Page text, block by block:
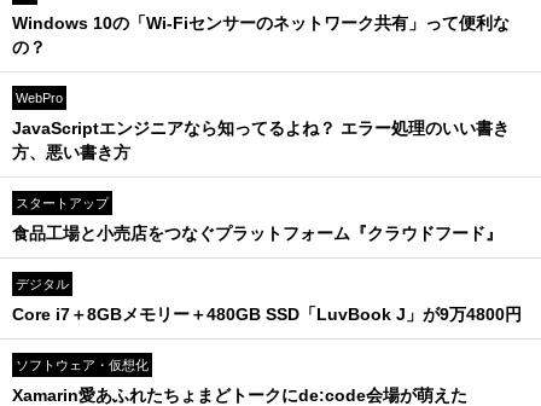
Windows 10の「Wi-Fiセンサーのネットワーク共有」って便利な
の？
WebPro
JavaScriptエンジニアなら知ってるよね？ エラー処理のいい書き
方、悪い書き方
スタートアップ
食品工場と小売店をつなぐプラットフォーム『クラウドフード』
デジタル
Core i7＋8GBメモリー＋480GB SSD「LuvBook J」が9万4800円
ソフトウェア・仮想化
Xamarin愛あふれたちょまどトークにde:code会場が萌えた